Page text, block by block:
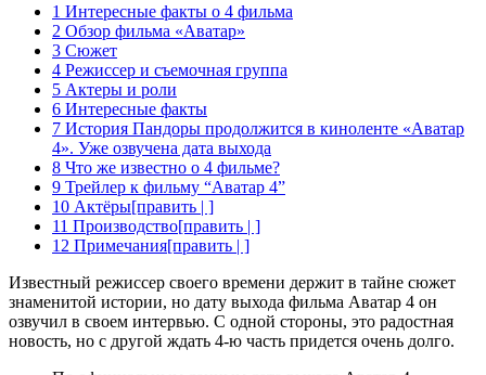
1 Интересные факты о 4 фильма
2 Обзор фильма «Аватар»
3 Сюжет
4 Режиссер и съемочная группа
5 Актеры и роли
6 Интересные факты
7 История Пандоры продолжится в киноленте «Аватар
4». Уже озвучена дата выхода
8 Что же известно о 4 фильме?
9 Трейлер к фильму “Аватар 4”
10 Актёры[править | ]
11 Производство[править | ]
12 Примечания[править | ]
Известный режиссер своего времени держит в тайне сюжет
знаменитой истории, но дату выхода фильма Аватар 4 он
озвучил в своем интервью. С одной стороны, это радостная
новость, но с другой ждать 4-ю часть придется очень долго.